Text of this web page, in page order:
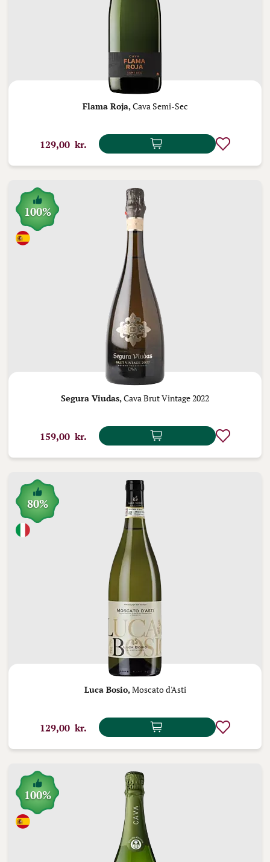
Flama Roja,Cava Semi-Sec
129,00 kr.
100%
Segura Viudas, Cava Brut Vintage 2022
159,00 kr.
80%
Luca Bosio,Moscato d'Asti
129,00 kr.
100%